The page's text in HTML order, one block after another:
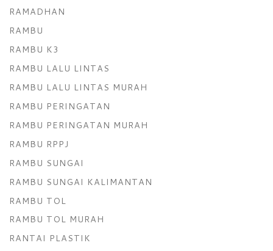
RAMADHAN
RAMBU
RAMBU K3
RAMBU LALU LINTAS
RAMBU LALU LINTAS MURAH
RAMBU PERINGATAN
RAMBU PERINGATAN MURAH
RAMBU RPPJ
RAMBU SUNGAI
RAMBU SUNGAI KALIMANTAN
RAMBU TOL
RAMBU TOL MURAH
RANTAI PLASTIK